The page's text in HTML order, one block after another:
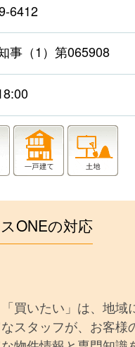
6412
事（1）第065908
ONEの対応
買いたい」は、地
スタッフが、お客